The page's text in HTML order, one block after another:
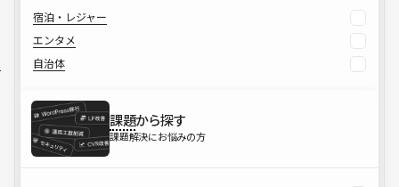
宿泊・レジャー
エンタメ
自治体
課題から探す
課題解決にお悩みの方